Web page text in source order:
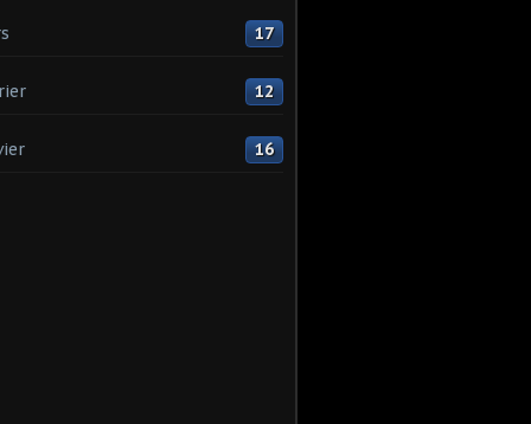
17
12
16